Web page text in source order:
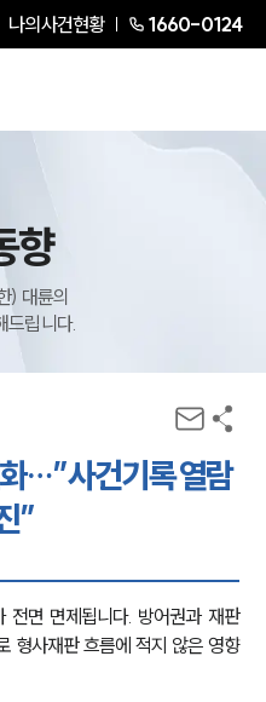
나의사건현황 1660-0124
향
) 대륜의
드립니다.
…”사건기록 열람
”
전면 면제됩니다. 방어권과 재판
형사재판 흐름에 적지 않은 영향